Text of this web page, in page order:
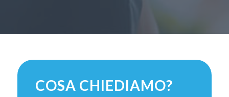
COSA CHIEDIAMO?